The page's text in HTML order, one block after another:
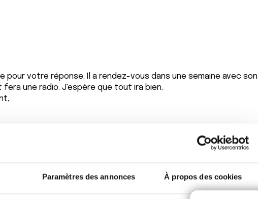
Paramètres des annonces À propos des cookies
pour votre réponse. Il a rendez-vous dans une semaine avec son
fera une radio. J'espère que tout ira bien.